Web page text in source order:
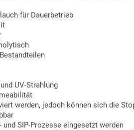
für Dauerbetrieb
UV-Strahlung
werden, jedoch können sich die
und SIP-Prozesse eingesetzt werden